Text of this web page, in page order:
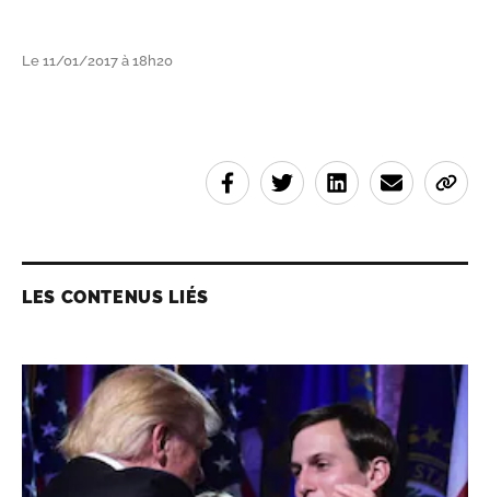
Le 11/01/2017 à 18h20
LES CONTENUS LIÉS